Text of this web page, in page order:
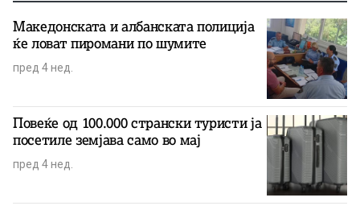
Македонската и албанската полиција
ќе ловат пиромани по шумите
пред 4 нед.
Повеќе од 100.000 странски туристи ја
посетиле земјава само во мај
пред 4 нед.